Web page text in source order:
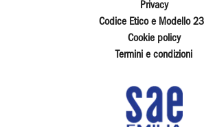
Privacy
Codice Etico e Modello
Cookie policy
Termini e condizioni